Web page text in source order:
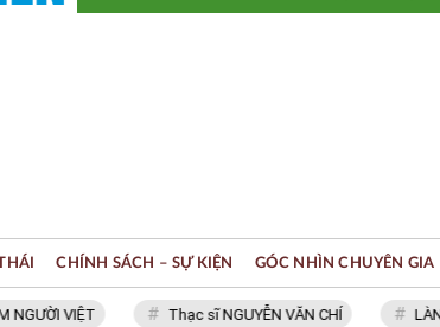
VIỆT Thạc sĩ NGUYỄN VĂN CHÍ LÀNG
CHÍNH SÁCH – SỰ KIỆN GÓC NHÌN CHUYÊN GIA